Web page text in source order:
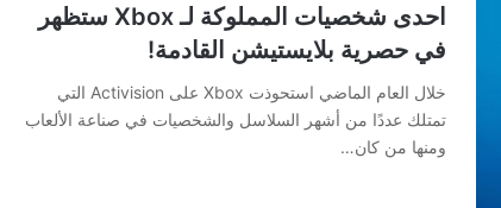
احدى شخصيات المملوكة لـ Xbox ستظهر
في حصرية بلايستيشن القادمة!
خلال العام الماضي استحوذت Xbox على Activision التي
تمتلك عددًا من أشهر السلاسل والشخصيات في صناعة الألعاب
ومنها من كان…